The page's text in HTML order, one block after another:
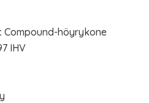
Compound-höyrykone
IHV